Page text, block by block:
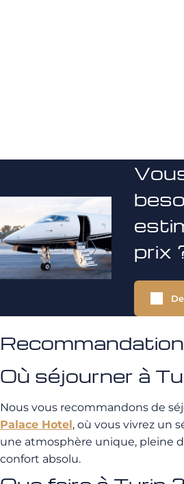
prix
Où séjourner à
Nous vous recommandons de
Palace Hotel, où vous vivrez un
une atmosphère unique, pleine
confort absolu.